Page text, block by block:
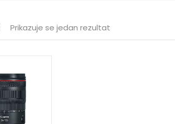
Prikazuje se jedan rezultat